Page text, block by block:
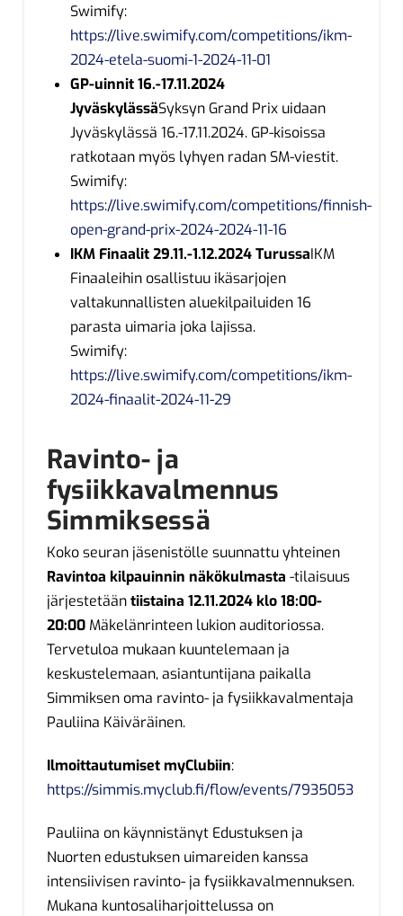
Swimify:
https://live.swimify.com/competitions/ikm-
2024-etela-suomi-1-2024-11-01
GP-uinnit 16.-17.11.2024
JyväskylässäSyksyn Grand Prix uidaan
Jyväskylässä 16.-17.11.2024. GP-kisoissa
ratkotaan myös lyhyen radan SM-viestit.
Swimify:
https://live.swimify.com/competitions/finnish-
open-grand-prix-2024-2024-11-16
IKM Finaalit 29.11.-1.12.2024 TurussaIKM
Finaaleihin osallistuu ikäsarjojen
valtakunnallisten aluekilpailuiden 16
parasta uimaria joka lajissa.
Swimify:
https://live.swimify.com/competitions/ikm-
2024-finaalit-2024-11-29
Ravinto- ja
fysiikkavalmennus
Simmiksessä
Koko seuran jäsenistölle suunnattu yhteinen
Ravintoa kilpauinnin näkökulmasta -tilaisuus
järjestetääntiistaina 12.11.2024 klo 18:00-
20:00Mäkelänrinteen lukion auditoriossa.
Tervetuloa mukaan kuuntelemaan ja
keskustelemaan, asiantuntijana paikalla
Simmiksen oma ravinto- ja fysiikkavalmentaja
Pauliina Käiväräinen.
Ilmoittautumiset myClubiin:
https://simmis.myclub.fi/flow/events/7935053
Pauliina on käynnistänyt Edustuksen ja
Nuorten edustuksen uimareiden kanssa
intensiivisen ravinto- ja fysiikkavalmennuksen.
Mukana kuntosaliharjoittelussa on